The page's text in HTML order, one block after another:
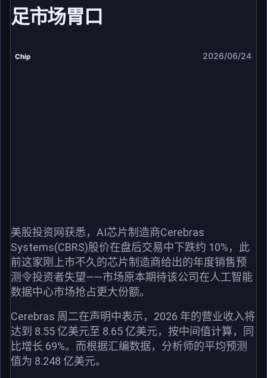
足市场胃口
Chip 2026/06/24
美股投资网获悉，AI芯片制造商Cerebras
Systems(CBRS)股价在盘后交易中下跌约 10%，此
前这家刚上市不久的芯片制造商给出的年度销售预
测令投资者失望——市场原本期待该公司在人工智能
数据中心市场抢占更大份额。
Cerebras 周二在声明中表示，2026 年的营业收入将
达到 8.55 亿美元至 8.65 亿美元，按中间值计算，同
比增长 69%。而根据汇编数据，分析师的平均预测
值为 8.248 亿美元。